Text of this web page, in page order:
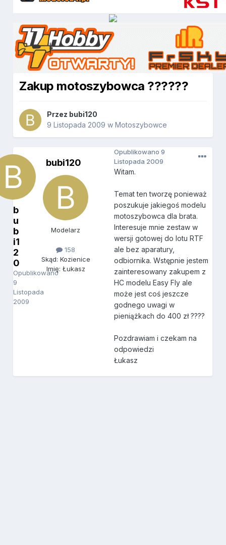
Zakup motoszybowca ??????
Przez bubi120
9 Listopada 2009 wMotoszybowce
b
u
b
i1
2
0
Opublikowano
9
Listopada
2009
bubi120
Modelarz
158
Skąd: Kozienice
Imię: Łukasz
Opublikowano9
Listopada 2009
Witam.
Temat ten tworzę ponieważ
poszukuje jakiegoś modelu
motoszybowca dla brata.
Interesuje mnie zestaw w
wersji gotowej do lotu RTF
ale bez aparatury,
odbiornika. Wstępnie jestem
zainteresowany zakupem z
HC modelu Easy Fly ale
może jest coś jeszcze
godnego uwagi w
pieniążkach do 400 zł ????
Pozdrawiam i czekam na
odpowiedzi
Łukasz